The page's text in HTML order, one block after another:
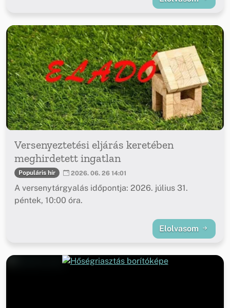
Versenyeztetési eljárás keretében
meghirdetett ingatlan
Populáris hír 2026. 06. 26 14:01
A versenytárgyalás időpontja: 2026. július 31.
péntek, 10:00 óra.
Elolvasom